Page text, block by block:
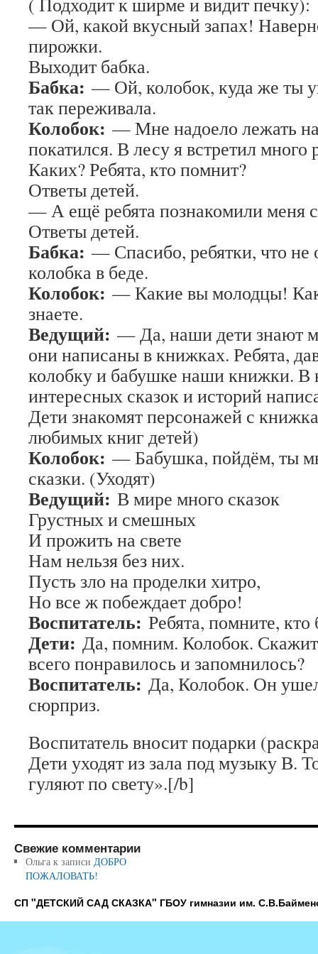
— Ой, какой вкусный запах!
пирожки.
Выходит бабка.
Бабка: — Ой, колобок, куда же ты
так переживала.
Колобок: — Мне надоело лежать
покатился. В лесу я встретил много
Каких? Ребята, кто помнит?
Ответы детей.
— А ещё ребята познакомили меня
Ответы детей.
Бабка: — Спасибо, ребятки, что не
колобка в беде.
Колобок: — Какие вы молодцы!
знаете.
Ведущий: — Да, наши дети знают
они написаны в книжках. Ребята,
колобку и бабушке наши книжки. В
интересных сказок и историй
Дети знакомят персонажей с
любимых книг детей)
Колобок: — Бабушка, пойдём, ты
сказки. (Уходят)
Ведущий: В мире много сказок
Грустных и смешных
И прожить на свете
Нам нельзя без них.
Пусть зло на проделки хитро,
Но все ж побеждает добро!
Воспитатель: Ребята, помните, кто
Дети: Да, помним. Колобок.
всего понравилось и запомнилось?
Воспитатель: Да, Колобок. Он
сюрприз.
Воспитатель вносит подарки
Дети уходят из зала под музыку В.
гуляют по свету».[/b]
Свежие комментарии
Ольгак записи ДОБРО
ПОЖАЛОВАТЬ!
СП "ДЕТСКИЙ САД СКАЗКА" ГБОУ гимназии им.